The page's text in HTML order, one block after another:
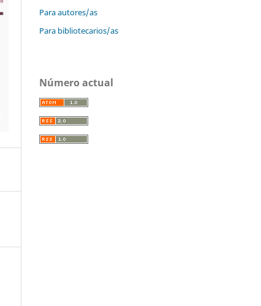
Para autores/as
Para bibliotecarios/as
Número actual